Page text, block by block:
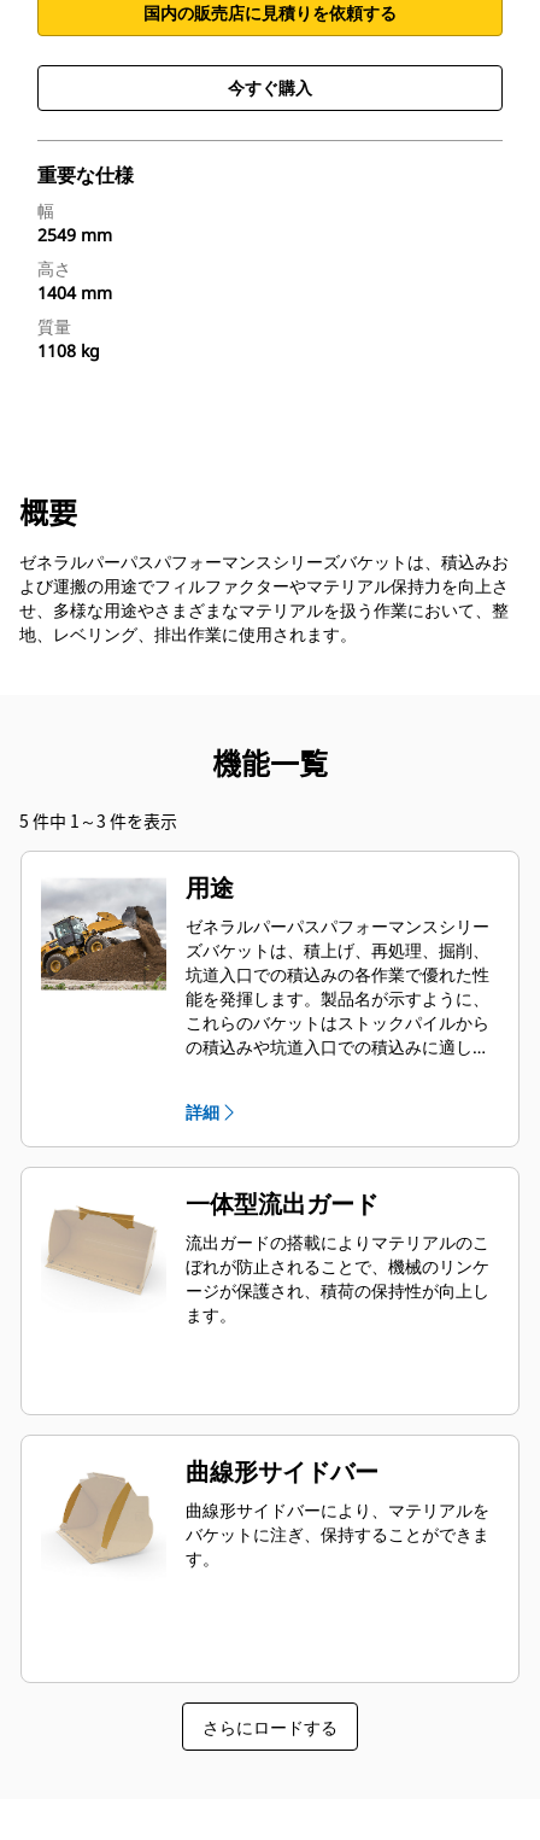
国内の販売店に見積りを依頼する
今すぐ購入
重要な仕様
幅
2549 mm
高さ
1404 mm
質量
1108 kg
概要
ゼネラルパーパスパフォーマンスシリーズバケットは、積込みお
よび運搬の用途でフィルファクターやマテリアル保持力を向上さ
せ、多様な用途やさまざまなマテリアルを扱う作業において、整
地、レベリング、排出作業に使用されます。
機能一覧
5 件中 1～3 件を表示
用途
ゼネラルパーパスパフォーマンスシリー
ズバケットは、積上げ、再処理、掘削、
坑道入口での積込みの各作業で優れた性
能を発揮します。製品名が示すように、
これらのバケットはストックパイルから
の積込みや坑道入口での積込みに適して
や整地用途に最適です。パフォーマンス
シリーズバケットのフィルファクター
は、規定容量に加えて最大で115 %にす
ることができます。
詳細
一体型流出ガード
流出ガードの搭載によりマテリアルのこ
ぼれが防止されることで、機械のリンケ
ージが保護され、積荷の保持性が向上し
ます。
曲線形サイドバー
曲線形サイドバーにより、マテリアルを
バケットに注ぎ、保持することができま
す。
さらにロードする